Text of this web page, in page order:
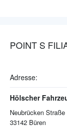
POINT S
Adresse:
Neubrücken Straße
33142 Büren